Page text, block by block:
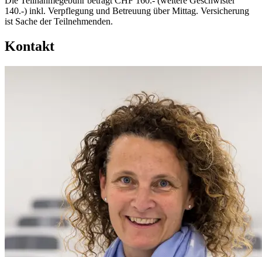
140.-) inkl. Verpflegung und Betreuung über Mittag. Versicherung
ist Sache der Teilnehmenden.
Kontakt